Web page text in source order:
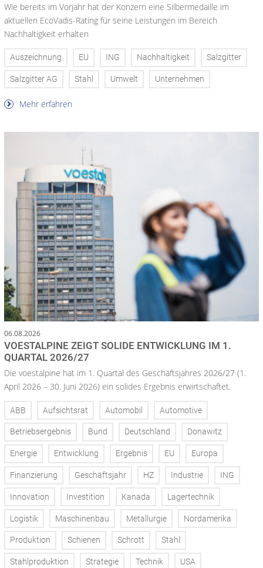
Wie bereits im Vorjahr hat der Konzern eine Silbermedaille im
aktuellen EcoVadis-Rating für seine Leistungen im Bereich
Nachhaltigkeit erhalten
Auszeichnung EU ING Nachhaltigkeit Salzgitter
Salzgitter AG Stahl Umwelt Unternehmen
Mehr erfahren
06.08.2026
VOESTALPINE ZEIGT SOLIDE ENTWICKLUNG IM 1.
QUARTAL 2026/27
Die voestalpine hat im 1. Quartal des Geschäftsjahres 2026/27 (1.
April 2026 – 30. Juni 2026) ein solides Ergebnis erwirtschaftet.
ABB Aufsichtsrat Automobil Automotive
Betriebsergebnis Bund Deutschland Donawitz
Energie Entwicklung Ergebnis EU Europa
Finanzierung Geschäftsjahr HZ Industrie ING
Innovation Investition Kanada Lagertechnik
Logistik Maschinenbau Metallurgie Nordamerika
Produktion Schienen Schrott Stahl
Stahlproduktion Strategie Technik USA